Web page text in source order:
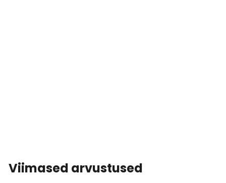
Viimased arvustused